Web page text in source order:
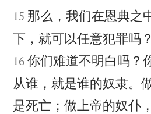


15 那么，我们在恩典之
下，就可以任意犯罪吗
16 你们难道不明白吗？
从谁，就是谁的奴隶。
是死亡；做上帝的奴仆